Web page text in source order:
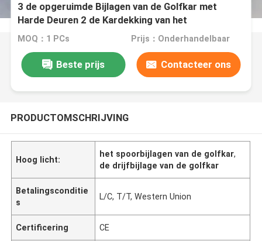
3 de opgeruimde Bijlagen van de Golfkar met
Harde Deuren 2 de Kardekking van het
Passagiersgolf
MOQ：1 PCs Prijs：Onderhandelbaar
Beste prijs Contacteer ons
PRODUCTOMSCHRIJVING
Hoog licht:
het spoorbijlagen van de golfkar,
de drijfbijlage van de golfkar
Betalingsconditie
s
L/C, T/T, Western Union
Certificering CE